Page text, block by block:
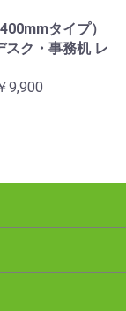
タイプ）
スク・事務机 レ
9,900